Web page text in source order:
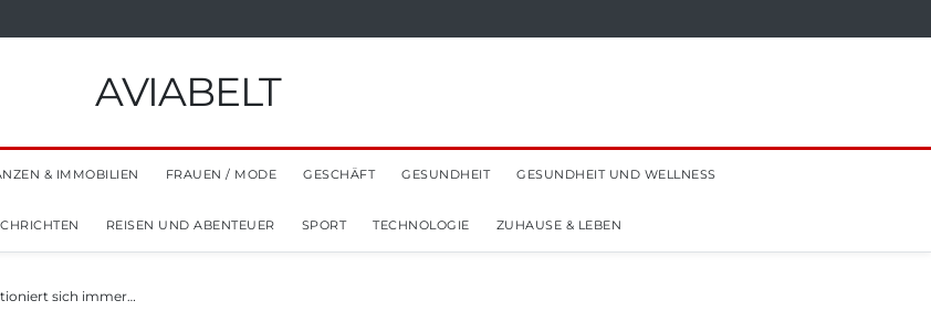
AVIABELT
& IMMOBILIEN FRAUEN / MODE GESCHÄFT GESUNDHEIT GESUNDHEIT UND WELLNESS
REISEN UND ABENTEUER SPORT TECHNOLOGIE ZUHAUSE & LEBEN
sich immer…